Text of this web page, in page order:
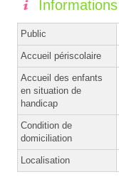
Informations
Public
Accueil périscolaire
Accueil des enfants
en situation de
handicap
Condition de
domiciliation
Localisation